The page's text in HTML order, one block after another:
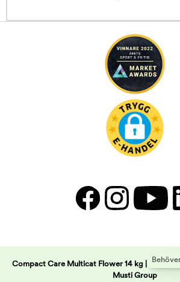
Compact Care Multicat Flower 14 kg | Arken
Musti Group